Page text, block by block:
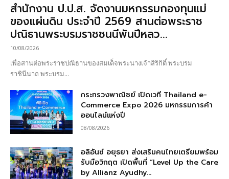
สำนักงาน ป.ป.ส. จัดงานมหกรรมกองทุนแม่
ของแผ่นดิน ประจำปี 2569 สานต่อพระราช
ปณิธานพระบรมราชชนนีพันปีหลว...
10/08/2026
เพื่อสานต่อพระราชปณิธานของสมเด็จพระนางเจ้าสิริกิติ์ พระบรม
ราชินีนาถ พระบรม...
กระทรวงพาณิชย์ เปิดเวที Thailand e-
Commerce Expo 2026 มหกรรมการค้า
ออนไลน์แห่งปี
08/08/2026
อลิอันซ์ อยุธยา ส่งเสริมคนไทยเตรียมพร้อม
รับมือวิกฤต เปิดพื้นที่ “Level Up the Care
by Allianz Ayudhy...